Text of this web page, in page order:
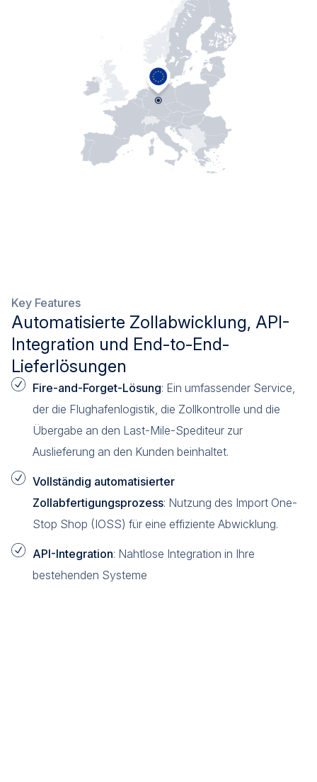
Key Features
Automatisierte Zollabwicklung, API-
Integration und End-to-End-
Lieferlösungen
Fire-and-Forget-Lösung: Ein umfassender Service,
der die Flughafenlogistik, die Zollkontrolle und die
Übergabe an den Last-Mile-Spediteur zur
Auslieferung an den Kunden beinhaltet.
Vollständig automatisierter
Zollabfertigungsprozess: Nutzung des Import One-
Stop Shop (IOSS) für eine effiziente Abwicklung.
API-Integration: Nahtlose Integration in Ihre
bestehenden Systeme